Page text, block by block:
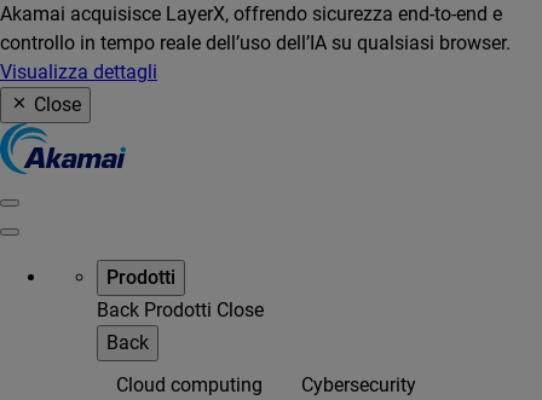
Akamai acquisisce LayerX, offrendo sicurezza end-to-end e
controllo in tempo reale dell’uso dell’IA su qualsiasi browser.
Visualizza dettagli
Close
Prodotti
Back Prodotti Close
Back
Cloud computing
Cybersecurity